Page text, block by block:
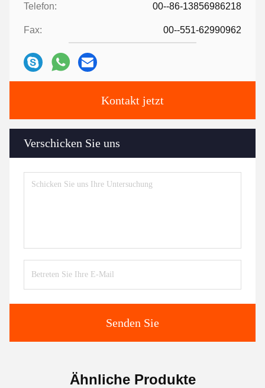
Telefon: 00--86-13856986218
Fax: 00--551-62990962
Kontakt jetzt
Verschicken Sie uns
Senden Sie
Ähnliche Produkte